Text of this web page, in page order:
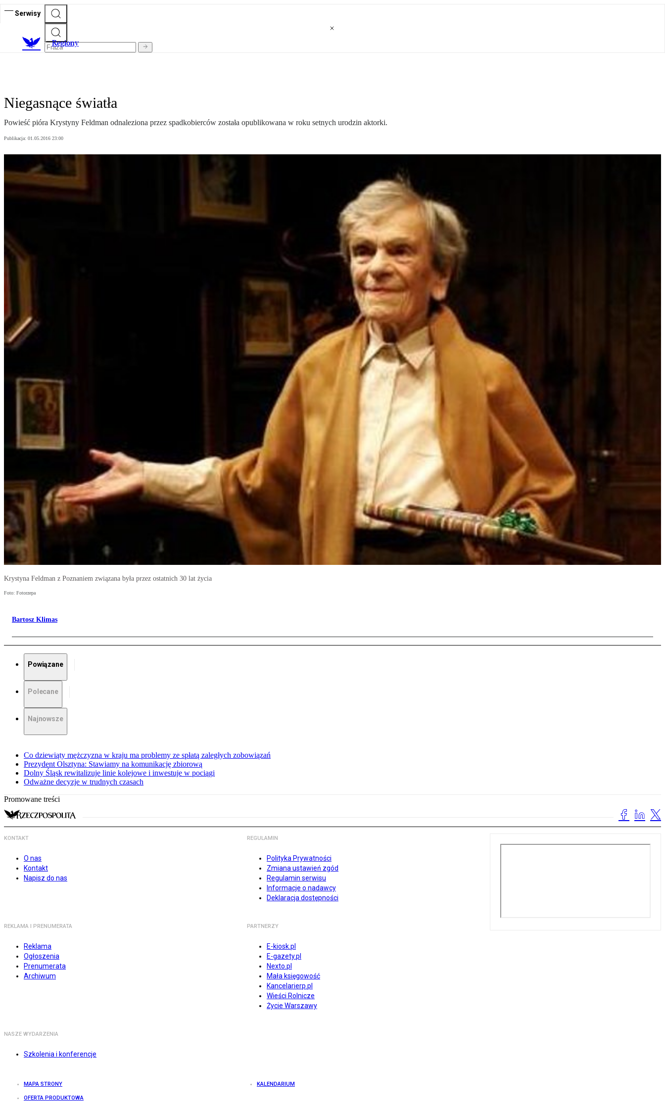
Serwisy
Regiony
Niegasnące światła
Powieść pióra Krystyny Feldman odnaleziona przez spadkobierców została opublikowana w roku setnych urodzin aktorki.
Publikacja: 01.05.2016 23:00
Krystyna Feldman z Poznaniem związana była przez ostatnich 30 lat życia
Foto: Fotorzepa
Bartosz Klimas
Powiązane
Polecane
Najnowsze
Co dziewiąty mężczyzna w kraju ma problemy ze spłatą zaległych zobowiązań
Prezydent Olsztyna: Stawiamy na komunikację zbiorową
Dolny Śląsk rewitalizuje linie kolejowe i inwestuje w pociągi
Odważne decyzje w trudnych czasach
Promowane treści
KONTAKT
O nas
Kontakt
Napisz do nas
REGULAMIN
Polityka Prywatności
Zmiana ustawień zgód
Regulamin serwisu
Informacje o nadawcy
Deklaracja dostępności
REKLAMA I PRENUMERATA
Reklama
Ogłoszenia
Prenumerata
Archiwum
PARTNERZY
E-kiosk.pl
E-gazety.pl
Nexto.pl
Mała księgowość
Kancelarierp.pl
Wieści Rolnicze
Życie Warszawy
NASZE WYDARZENIA
Szkolenia i konferencje
MAPA STRONY KALENDARIUM
OFERTA PRODUKTOWA